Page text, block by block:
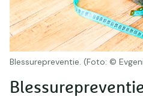
Blessurepreventie. (Foto: ©